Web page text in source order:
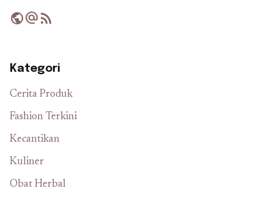
publicalternate_emailrss_feed
Kategori
Cerita Produk
Fashion Terkini
Kecantikan
Kuliner
Obat Herbal